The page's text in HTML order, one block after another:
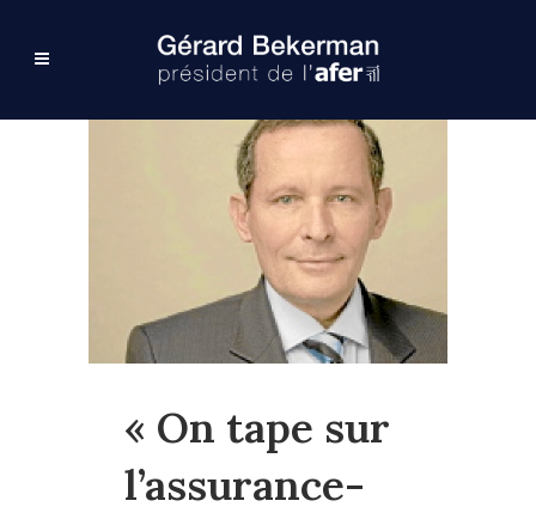
« On tape sur
l’assurance-